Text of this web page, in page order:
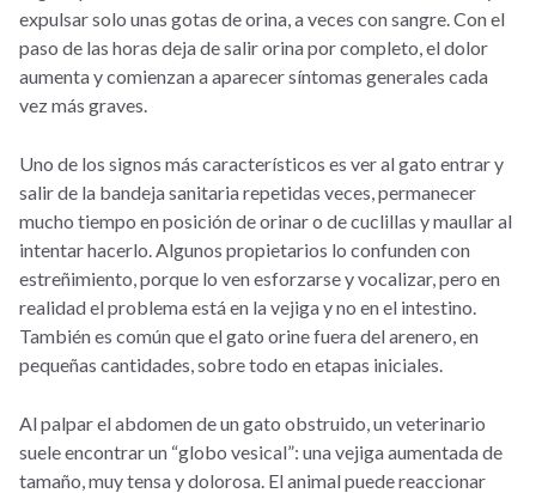
expulsar solo unas gotas de orina, a veces con sangre. Con el
paso de las horas deja de salir orina por completo, el dolor
aumenta y comienzan a aparecer síntomas generales cada
vez más graves.
Uno de los signos más característicos es ver al gato entrar y
salir de la bandeja sanitaria repetidas veces, permanecer
mucho tiempo en posición de orinar o de cuclillas y maullar al
intentar hacerlo. Algunos propietarios lo confunden con
estreñimiento, porque lo ven esforzarse y vocalizar, pero en
realidad el problema está en la vejiga y no en el intestino.
También es común que el gato orine fuera del arenero, en
pequeñas cantidades, sobre todo en etapas iniciales.
Al palpar el abdomen de un gato obstruido, un veterinario
suele encontrar un “globo vesical”: una vejiga aumentada de
tamaño, muy tensa y dolorosa. El animal puede reaccionar